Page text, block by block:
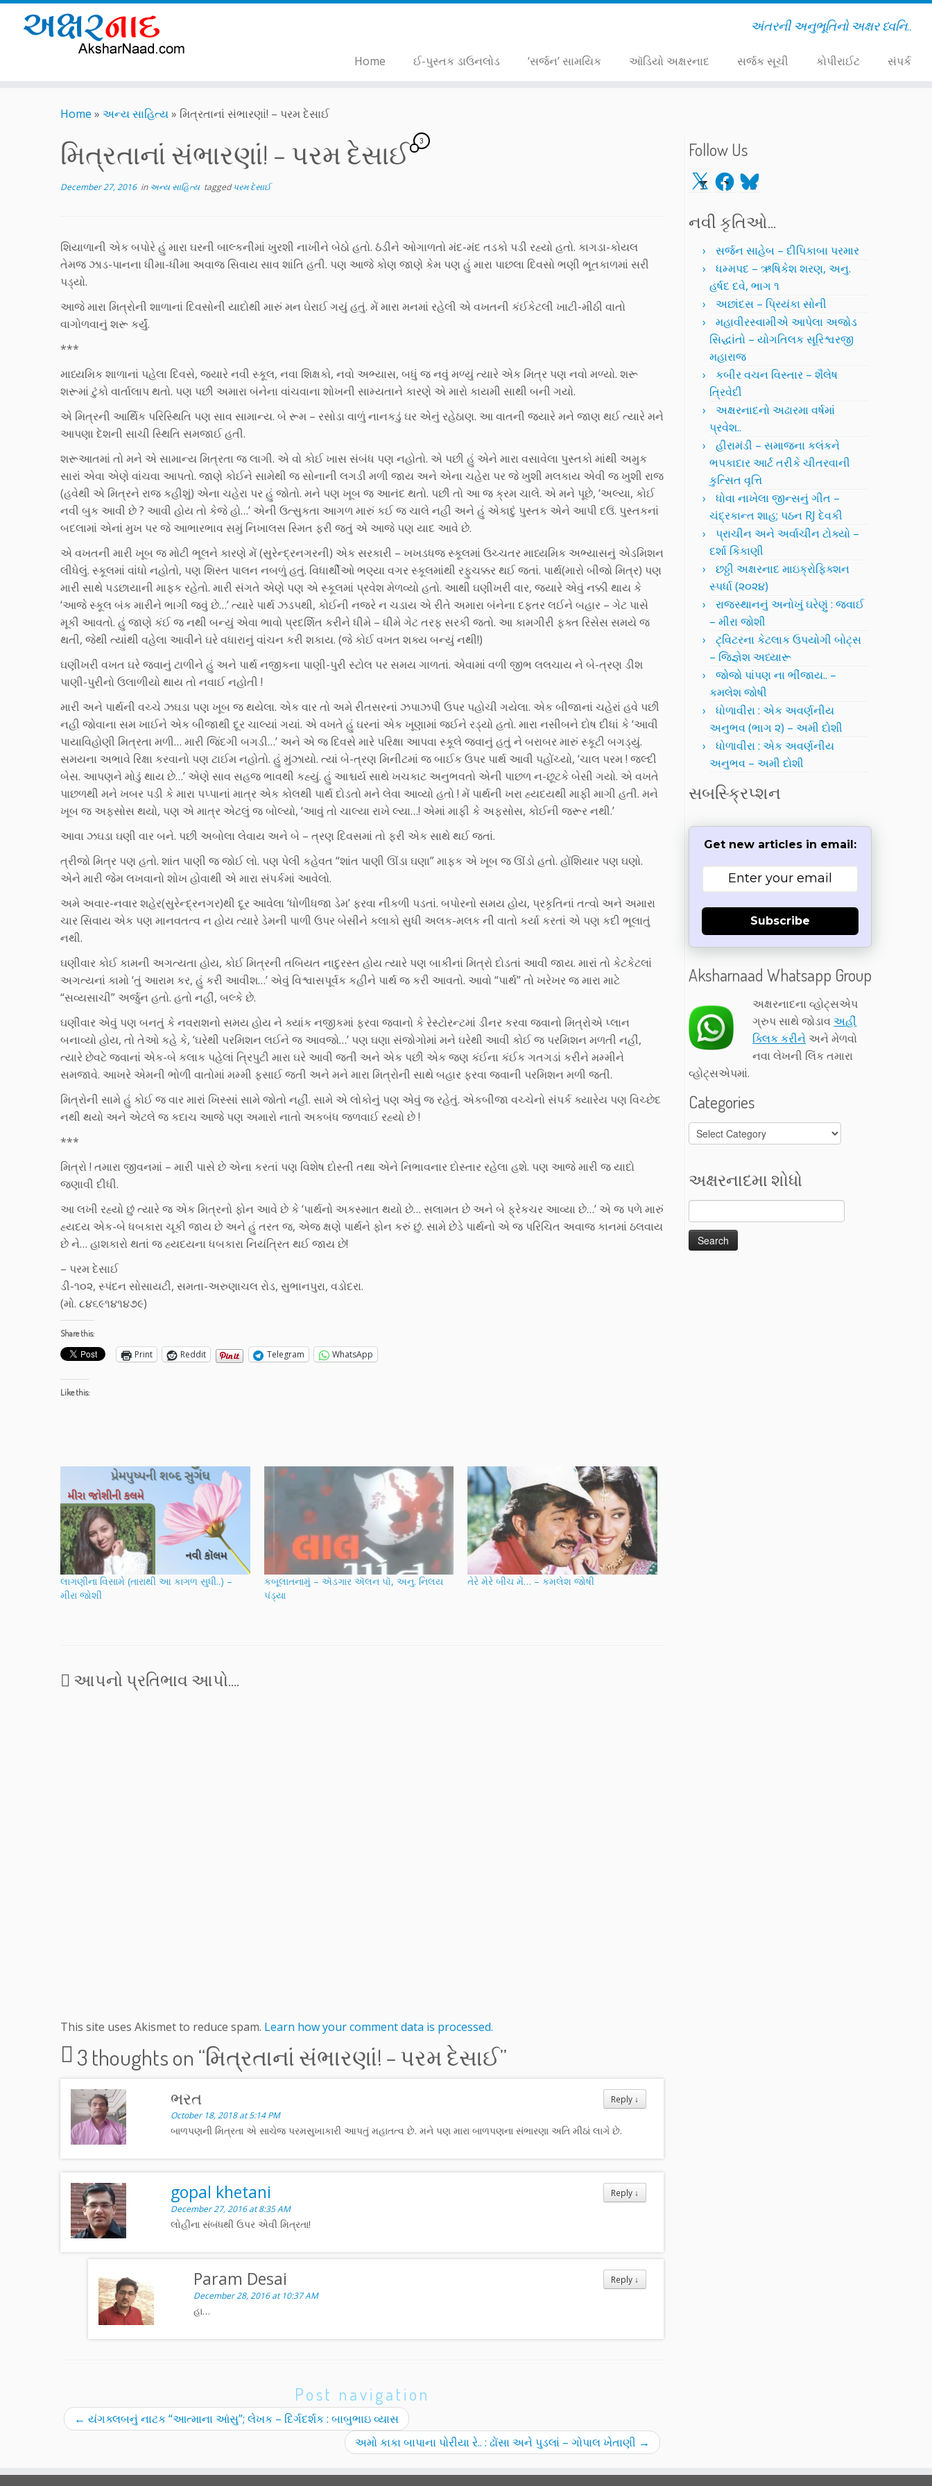
અંતરની અનુભૂતિનો અક્ષર ધ્વનિ..
Home ઈ-પુસ્તક ડાઉનલોડ ‘સર્જન’ સામયિક ઑડિયો અક્ષરનાદ સર્જક સૂચી કોપીરાઈટ સંપર્ક
Home » અન્ય સાહિત્ય» મિત્રતાનાં સંભારણાં! – પરમ દેસાઈ
મિત્રતાનાં સંભારણાં! – પરમ દેસાઈ 3
December 27, 2016in અન્ય સાહિત્ય taggedપરમ દેસાઈ
શિયાળાની એક બપોરે હું મારા ઘરની બાલ્કનીમાં ખુરશી નાખીને બેઠો હતો. ઠંડીને ઓગાળતો મંદ-મંદ તડકો પડી રહ્યો હતો. કાગડા-કોયલ
તેમજ ઝાડ-પાનના ધીમા-ધીમા અવાજ સિવાય સાવ શાંતિ હતી. પણ આજે કોણ જાણે કેમ પણ હું મારા પાછલા દિવસો ભણી ભૂતકાળમાં સરી
પડ્યો.
આજે મારા મિત્રોની શાળાનાં દિવસોની યાદોથી મારું મન ઘેરાઈ ગયું હતું. મેં મારા મનમાં રહેલી એ વખતની કંઈકેટલી ખાટી-મીઠી વાતો
વાગોળવાનું શરૂ કર્યું.
***
માધ્યમિક શાળાનાં પહેલા દિવસે, જયારે નવી સ્કૂલ, નવા શિક્ષકો, નવો અભ્યાસ, બધું જ નવું મળ્યું ત્યારે એક મિત્ર પણ નવો મળ્યો. શરૂ
શરૂમાં ટુંકો વાર્તાલાપ થતો. પણ પછી અમારા બંનેના વાંચવાના શોખની સામ્યતાને કારણે એ મારો કાયમી સાથી બની ગયો.
એ મિત્રની આર્થિક પરિસ્થિતિ પણ સાવ સામાન્ય. બે રૂમ – રસોડા વાળું નાનકડું ઘર એનું રહેઠાણ. આ વાતની જયારે મને જાણ થઈ ત્યારે મને
આપણા દેશની સાચી સ્થિતિ સમજાઈ હતી.
શરૂઆતમાં તો મને એ સામાન્ય મિત્રતા જ લાગી. એ વો કોઈ ખાસ સંબંધ પણ નહોતો. એ પછી હું એને મારા વસાવેલા પુસ્તકો માંથી અમુક
સારાં એવા એણે વાંચવા આપતો. જાણે કોઈને સામેથી જ સોનાની લગડી મળી જાય અને એના ચહેરા પર જે ખુશી મલકાય એવી જ ખુશી રાજ
(હવેથી એ મિત્રને રાજ કહીશું) એના ચહેરા પર હું જોતો. મને પણ ખૂબ જ આનંદ થતો. પછી તો આ જ ક્રમ ચાલે. એ મને પૂછે, ‘અલ્યા, કોઈ
નવી બુક આવી છે ? આવી હોય તો કેજે હો…’ એની ઉત્સુકતા આગળ મારું કઈ જ ચાલે નહી અને હું એકાદું પુસ્તક એને આપી દઉં. પુસ્તકનાં
બદલામાં એનાં મુખ પર જે આભારભાવ સમું નિખાલસ સ્મિત ફરી જતું એ આજે પણ યાદ આવે છે.
એ વખતની મારી ખૂબ જ મોટી ભૂલને કારણે મેં (સુરેન્દ્રનગરની) એક સરકારી – ખખડધજ સ્કૂલમાં ઉચ્ચતર માધ્યમિક અભ્યાસનું એડમિશન
લીધેલું. સ્કૂલમાં વાંધો નહોતો, પણ શિસ્ત પાલન નબળું હતું. વિધાર્થીઓ ભણ્યા વગર સ્કૂલમાંથી રફુચક્કર થઈ જતાં. પાર્થ(મારો બીજો મિત્ર) પણ
મારી સાથે પડછાયાની માફક રહેતો. મારી સંગતે એણે પણ એ સ્કૂલમાં પ્રવેશ મેળવ્યો હતો. આથી ઘણીખરી વાર, જયારે એવું નક્કી થાય કે
‘આજે સ્કૂલ બંક મારીને ભાગી જવું છે…’ ત્યારે પાર્થ ઝડપથી, કોઈની નજરે ન ચડાય એ રીતે અમારા બંનેના દફતર લઈને બહાર – ગેટ પાસે
મૂકી આવતો. હું જાણે કંઈ જ નથી બન્યું એવા ભાવો પ્રદર્શિત કરીને ધીમે – ધીમે ગેટ તરફ સરકી જતો. આ કામગીરી ફક્ત રિસેસ સમયે જ
થતી, જેથી ત્યાંથી વહેલા આવીને ઘરે વધારાનું વાંચન કરી શકાય. (જે કોઈ વખત શક્ય બન્યું નથી!)
ઘણીખરી વખત ઘરે જવાનું ટાળીને હું અને પાર્થ નજીકના પાણી-પુરી સ્ટોલ પર સમય ગાળતાં. એવામાં વળી જીભ લલચાય ને બે-ત્રણ ડીશ
પાણી-પુરીનો ઉલાળીયો થાય તો નવાઈ નહોતી !
મારી અને પાર્થની વચ્ચે ઝઘડા પણ ખૂબ જ થયેલા. એક વાર તો અમે રીતસરનાં ઝપાઝપી ઉપર પહોચી ગયેલા. એક બીજાનાં ચહેરાં હવે પછી
નહી જોવાના સમ ખાઈને એક બીજાથી દૂર ચાલ્યાં ગયાં. એ વખતે હું ઘરનાં એક ખૂણામાં જઈને રડ્યો હતો. મારા નસીબને દોષ દીધાં કે ‘આવી
પાયાવિહોણી મિત્રતા મળી… મારી જિંદગી બગડી…’ અને એ જ દિવસે મારે પરિક્ષા આપવા સ્કૂલે જવાનું હતું ને બરાબર મારું સ્કૂટી બગડ્યું.
સમયના અભાવે રિક્ષા કરવાનો પણ ટાઈમ નહોતો. હું મુંઝાયો. ત્યાં બે-ત્રણ મિનીટમાં જ બાઈક ઉપર પાર્થ આવી પહોંચ્યો, ‘ચાલ પરમ ! જલ્દી
બેસ. આપણને મોડું થાય છે…’ એણે સાવ સહજ ભાવથી કહ્યું. હું આશ્ચર્ય સાથે ખચકાટ અનુભવતો એની પાછળ ન-છૂટકે બેસી ગયો. એ વખતે
પાછળથી મને ખબર પડી કે મારા પપ્પાનાં માત્ર એક કોલથી પાર્થ દોડતો મને લેવા આવ્યો હતો ! મેં પાર્થની ખરા હ્યદયથી માફી માગી હતી. મને
ખૂબ જ અફસોસ થયો, પણ એ માત્ર એટલું જ બોલ્યો, ‘આવું તો ચાલ્યા રાખે લ્યા…! એમાં માફી કે અફસોસ, કોઈની જરૂર નથી.’
આવા ઝઘડા ઘણી વાર બને. પછી અબોલા લેવાય અને બે – ત્રણ દિવસમાં તો ફરી એક સાથે થઈ જતાં.
ત્રીજો મિત્ર પણ હતો. શાંત પાણી જ જોઈ લો. પણ પેલી કહેવત “શાંત પાણી ઊંડા ઘણા” માફક એ ખૂબ જ ઊંડો હતો. હોંશિયાર પણ ઘણો.
એને મારી જેમ લખવાનો શોખ હોવાથી એ મારા સંપર્કમાં આવેલો.
અમે અવાર-નવાર શહેર(સુરેન્દ્રનગર)થી દૂર આવેલા ‘ધોળીધજા ડેમ’ ફરવા નીકળી પડતાં. બપોરનો સમય હોય, પ્રકૃતિનાં તત્વો અને અમારા
ચાર સિવાય એક પણ માનવતત્વ ન હોય ત્યારે ડેમની પાળી ઉપર બેસીને કલાકો સુધી અલક-મલક ની વાતો કર્યા કરતાં એ પણ કદી ભૂલાતું
નથી.
ઘણીવાર કોઈ કામની અગત્યતા હોય, કોઈ મિત્રની તબિયત નાદુરસ્ત હોય ત્યારે પણ બાકીનાં મિત્રો દોડતાં આવી જાય. મારાં તો કેટકેટલાં
અગત્યનાં કામો ‘તું આરામ કર, હું કરી આવીશ…’ એવું વિશ્વાસપૂર્વક કહીને પાર્થ જ કરી આવતો. આવો “પાર્થ” તો ખરેખર જ મારા માટે
“સવ્યસાચી” અર્જુન હતો. હતો નહીં, બલ્કે છે.
ઘણીવાર એવું પણ બનતું કે નવરાશનો સમય હોય ને ક્યાંક નજીકમાં ફરવા જવાનો કે રેસ્ટોરન્ટમાં ડીનર કરવા જવાનો મિત્રોએ પ્લાન
બનાવ્યો હોય, તો તેઓ કહે કે, ‘ઘરેથી પરમિશન લઈને જ આવજો…’ પણ ઘણા સંજોગોમાં મને ઘરેથી આવી કોઈ જ પરમિશન મળતી નહીં,
ત્યારે છેવટે જવાનાં એક-બે કલાક પહેલાં ત્રિપુટી મારા ઘરે આવી જતી અને એક પછી એક જણ કંઈના કંઈક ગતગડાં કરીને મમ્મીને
સમજાવે. આખરે એમની ભોળી વાતોમાં મમ્મી ફસાઈ જતી અને મને મારા મિત્રોની સાથે બહાર ફરવા જવાની પરમિશન મળી જતી.
મિત્રોની સામે હું કોઈ જ વાર મારાં ખિસ્સાં સામે જોતો નહીં. સામે એ લોકોનું પણ એવું જ રહેતું. એકબીજા વચ્ચેનો સંપર્ક ક્યારેય પણ વિચ્છેદ
નથી થયો અને એટલે જ કદાચ આજે પણ અમારો નાતો અકબંધ જળવાઈ રહ્યો છે !
***
મિત્રો ! તમારા જીવનમાં – મારી પાસે છે એના કરતાં પણ વિશેષ દોસ્તી તથા એને નિભાવનાર દોસ્તાર રહેલા હશે. પણ આજે મારી જ યાદો
જણાવી દીધી.
આ લખી રહ્યો છું ત્યારે જ એક મિત્રનો ફોન આવે છે કે ‘પાર્થનો અકસ્માત થયો છે… સલામત છે અને બે ફ્રેકચર આવ્યા છે…’ એ જ પળે મારું
હ્યદય એક-બે ધબકારા ચૂકી જાય છે અને હું તરત જ, એજ ક્ષણે પાર્થને ફોન કરું છું. સામે છેડે પાર્થનો એ જ પરિચિત અવાજ કાનમાં ઠલવાય
છે ને… હાશકારો થતાં જ હ્યદયના ધબકારા નિયંત્રિત થઈ જાય છે!
– પરમ દેસાઈ
ડી-૧૦૨, સ્પંદન સોસાયટી, સમતા-અરુણાચલ રોડ, સુભાનપુરા, વડોદરા.
(મો. ૮૪૬૯૧૪૧૪૭૯)
Share this:
Print Reddit Telegram WhatsApp
Like this:
લાગણીના વિસામે (તારાથી આ કાગળ સુધી..) –
મીરા જોશી
કબૂલાતનામું – ઍડગાર ઍલન પૉ, અનુ. નિલય
પંડ્યા
તેરે મેરે બીચ મેં… – કમલેશ જોષી
આપનો પ્રતિભાવ આપો....
This site uses Akismet to reduce spam. Learn how your comment data is processed.
3 thoughts on “મિત્રતાનાં સંભારણાં! – પરમ દેસાઈ”
Reply ↓
ભરત
October 18, 2018 at 5:14 PM
બાળપણની મિત્રતા એ સાચેજ પરમસુખાકારી આપતું મહાતત્વ છે. મને પણ મારા બાળપણના સંભારણા અતિ મીઠાં લાગે છે.
Reply ↓
gopal khetani
December 27, 2016 at 8:35 AM
લોહીના સંબંધથી ઉપર એવી મિત્રતા!
Reply ↓
Param Desai
December 28, 2016 at 10:37 AM
હા…
Post navigation
← યંગક્લબનું નાટક “આત્માના આંસુ”; લેખક – દિર્ગદર્શક : બાબુભાઇ વ્યાસ
અમો કાકા બાપાના પોરીયા રે.. : ઢોંસા અને પુડલાં – ગોપાલ ખેતાણી →
Follow Us
X Facebook
Bluesky
નવી કૃતિઓ…
સર્જન સાહેબ – દીપિકાબા પરમાર
ધમ્મપદ – ઋષિકેશ શરણ, અનુ.
હર્ષદ દવે, ભાગ ૧
અછાંદસ – પ્રિયંકા સોની
મહાવીરસ્વામીએ આપેલા અજોડ
સિદ્ધાંતો – યોગતિલક સૂરિશ્વરજી
મહારાજ
કબીર વચન વિસ્તાર – શૈલેષ
ત્રિવેદી
અક્ષરનાદનો અઢારમા વર્ષમાં
પ્રવેશ..
હીરામંડી – સમાજના કલંકને
ભપકાદાર આર્ટ તરીકે ચીતરવાની
કુત્સિત વૃત્તિ
ધોવા નાખેલા જીન્સનું ગીત –
ચંદ્રકાન્ત શાહ; પઠન RJ દેવકી
પ્રાચીન અને અર્વાચીન ટોક્યો –
દર્શા કિકાણી
છઠ્ઠી અક્ષરનાદ માઇક્રોફિક્શન
સ્પર્ધા (૨૦૨૪)
રાજસ્થાનનું અનોખું ઘરેણું : જવાઈ
– મીરા જોશી
ટ્વિટરના કેટલાક ઉપયોગી બોટ્સ
– જિજ્ઞેશ અધ્યારૂ
જોજો પાંપણ ના ભીંજાય.. –
કમલેશ જોષી
ધોળાવીરા : એક અવર્ણનીય
અનુભવ (ભાગ ૨) – અમી દોશી
ધોળાવીરા : એક અવર્ણનીય
અનુભવ – અમી દોશી
સબસ્ક્રિપ્શન
Get new articles in email:
Subscribe
Aksharnaad Whatsapp Group
અક્ષરનાદના વ્હોટ્સએપ
ગ્રુપ સાથે જોડાવઅહીં
ક્લિક કરીને અને મેળવો
નવા લેખની લિંક તમારા
વ્હોટ્સએપમાં.
Categories
Categories
અક્ષરનાદમા શોધો